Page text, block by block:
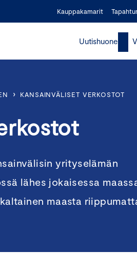
Kauppakamarit
Uutishuone
› KANSAINVÄLISET VERKOSTOT
yrityselämän
lähes jokaisessa
maasta